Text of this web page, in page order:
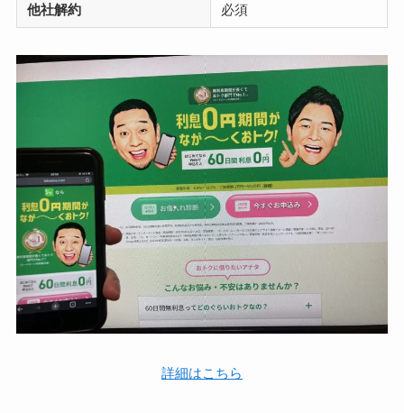
他社解約 必須
詳細はこちら